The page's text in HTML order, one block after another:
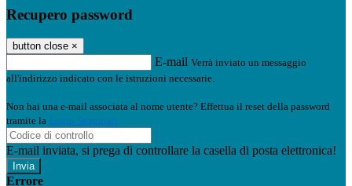
Recupero password
button close ×
E-mail Verrà inviato un messaggio
all'indirizzo indicato con le istruzioni necessarie.
Non hai una e-mail associata al nome utente? Effettua il reset della password
tramite la Login Spaggiari
E-mail inviata, si prega di controllare la casella di posta elettronica!
Errore